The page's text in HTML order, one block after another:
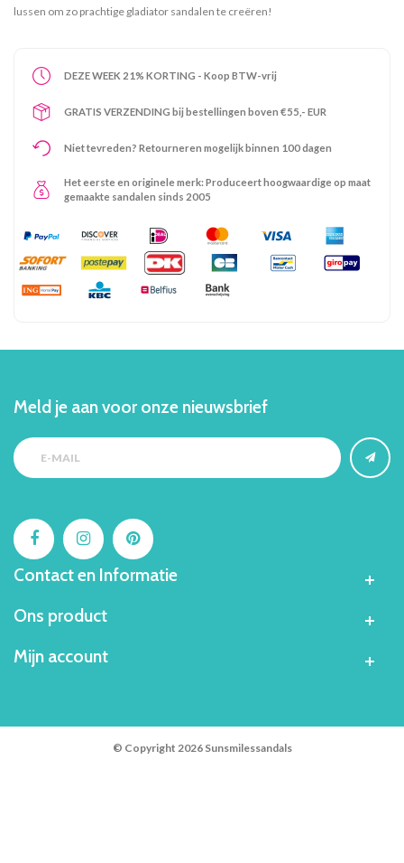
lussen om zo prachtige gladiator sandalen te creëren!
DEZE WEEK 21% KORTING - Koop BTW-vrij
GRATIS VERZENDING bij bestellingen boven €55,- EUR
Niet tevreden? Retourneren mogelijk binnen 100 dagen
Het eerste en originele merk: Produceert hoogwaardige op maat
gemaakte sandalen sinds 2005
Meld je aan voor onze nieuwsbrief
Contact en Informatie
Ons product
Mijn account
© Copyright 2026 Sunsmilessandals